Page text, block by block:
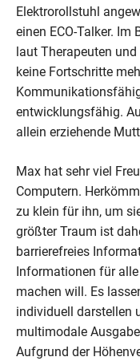
Elektrorollstuhl
einen ECO-Talker.
laut Therapeuten
keine Fortschritte
entwicklungsfähig.
allein erziehende
Max hat sehr viel
Computern.
zu klein für ihn, um
größter Traum ist
barrierefreies
Informationen für
machen will. Es
individuell darstellen
multimodale
Aufgrund der